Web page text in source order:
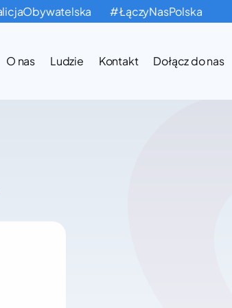
#ŁączyNasPolska
O nas Ludzie Kontakt Dołącz do nas